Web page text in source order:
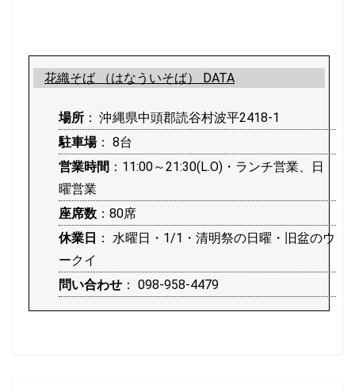
花織そば （はなういそば） DATA
場所 ： 沖縄県中頭郡読谷村波平2418-1
駐車場： 8台
営業時間 ：11:00～21:30(L.O)・ランチ営業、日
曜営業
座席数 ：80席
休業日 ： 水曜日・1/1・清明祭の日曜・旧盆のウ
ークイ
問い合わせ ： 098-958-4479